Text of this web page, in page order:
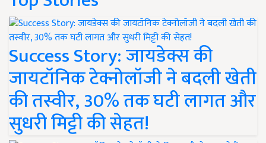
Success Story: जायडेक्स की
जायटॉनिक टेक्नोलॉजी ने बदली खेती
की तस्वीर, 30% तक घटी लागत और
सुधरी मिट्टी की सेहत!